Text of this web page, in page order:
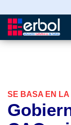
Pasar
SE BASA EN LA